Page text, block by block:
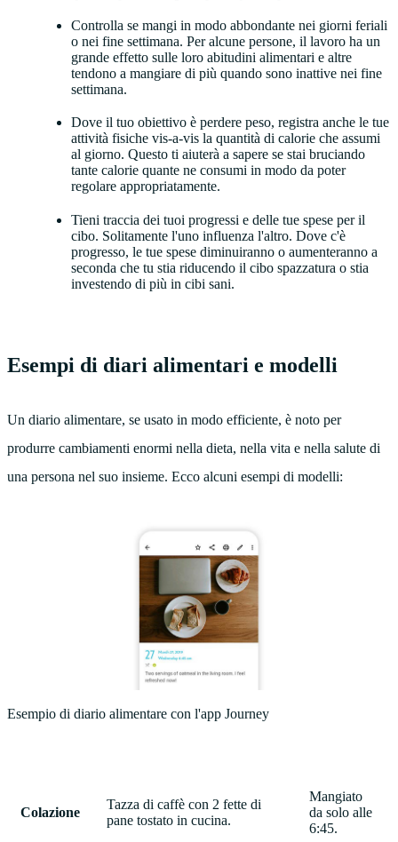
Controlla se mangi in modo abbondante nei giorni feriali
o nei fine settimana. Per alcune persone, il lavoro ha un
grande effetto sulle loro abitudini alimentari e altre
tendono a mangiare di più quando sono inattive nei fine
settimana.
Dove il tuo obiettivo è perdere peso, registra anche le tue
attività fisiche vis-a-vis la quantità di calorie che assumi
al giorno. Questo ti aiuterà a sapere se stai bruciando
tante calorie quante ne consumi in modo da poter
regolare appropriatamente.
Tieni traccia dei tuoi progressi e delle tue spese per il
cibo. Solitamente l'uno influenza l'altro. Dove c'è
progresso, le tue spese diminuiranno o aumenteranno a
seconda che tu stia riducendo il cibo spazzatura o stia
investendo di più in cibi sani.
Esempi di diari alimentari e modelli
Un diario alimentare, se usato in modo efficiente, è noto per
produrre cambiamenti enormi nella dieta, nella vita e nella salute di
una persona nel suo insieme. Ecco alcuni esempi di modelli:
Esempio di diario alimentare con l'app Journey
Colazione
Tazza di caffè con 2 fette di
pane tostato in cucina.
Mangiato
da solo alle
6:45.